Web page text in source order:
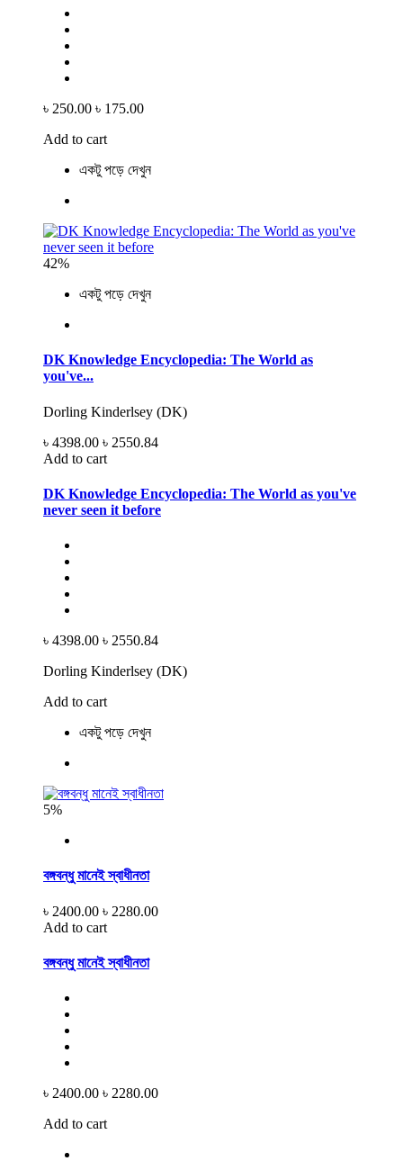
৳ 250.00 ৳ 175.00
Add to cart
একটু পড়ে দেখুন
42%
একটু পড়ে দেখুন
DK Knowledge Encyclopedia: The World as
you've...
Dorling Kinderlsey (DK)
৳ 4398.00 ৳ 2550.84
Add to cart
DK Knowledge Encyclopedia: The World as you've
never seen it before
৳ 4398.00 ৳ 2550.84
Dorling Kinderlsey (DK)
Add to cart
একটু পড়ে দেখুন
5%
বঙ্গবন্ধু মানেই স্বাধীনতা
৳ 2400.00 ৳ 2280.00
Add to cart
বঙ্গবন্ধু মানেই স্বাধীনতা
৳ 2400.00 ৳ 2280.00
Add to cart